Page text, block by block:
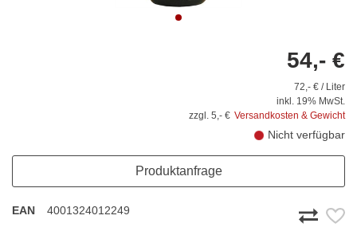
54,- €
72,- € / Liter
inkl. 19% MwSt.
zzgl. 5,- € Versandkosten & Gewicht
Nicht verfügbar
Produktanfrage
EAN 4001324012249